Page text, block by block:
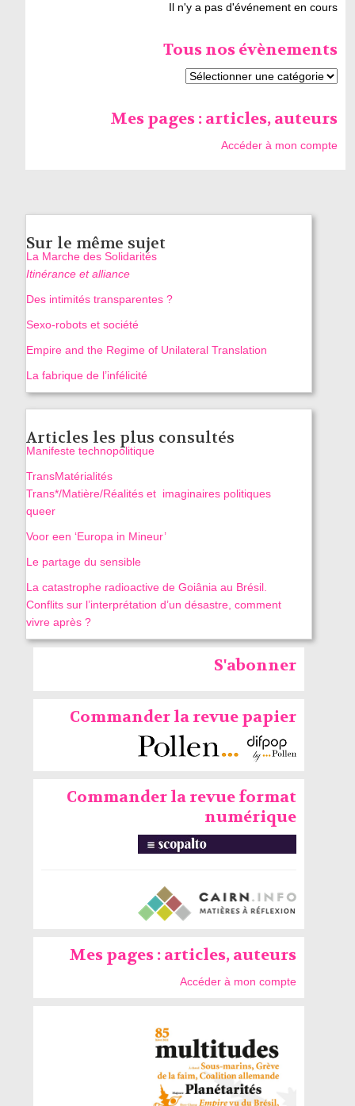
Il n'y a pas d'événement en cours
Tous nos évènements
Mes pages : articles, auteurs
Accéder à mon compte
Sur le même sujet
La Marche des Solidarités
Itinérance et alliance
Des intimités transparentes ?
Sexo-robots et société
Empire and the Regime of Unilateral Translation
La fabrique de l’infélicité
Articles les plus consultés
Manifeste technopolitique
TransMatérialités
Trans*/Matière/Réalités et imaginaires politiques
queer
Voor een ‘Europa in Mineur’
Le partage du sensible
La catastrophe radioactive de Goiânia au Brésil.
Conflits sur l’interprétation d’un désastre, comment
vivre après ?
S'abonner
Commander la revue papier
Commander la revue format
numérique
Mes pages : articles, auteurs
Accéder à mon compte